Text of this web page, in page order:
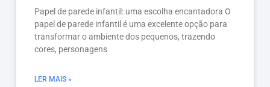
Papel de parede infantil: uma escolha encantadora O
papel de parede infantil é uma excelente opção para
transformar o ambiente dos pequenos, trazendo
cores, personagens
LER MAIS »